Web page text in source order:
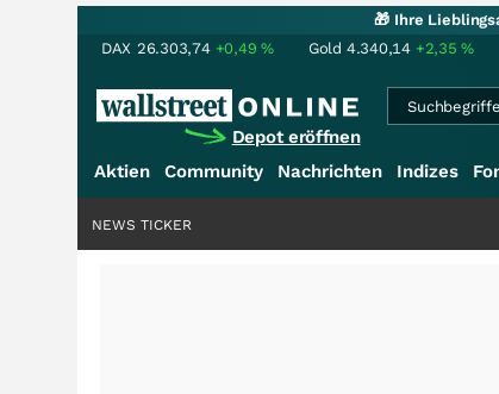
🎁 Ihre
DAX 26.303,74 +0,49% Gold 4.340,14 +2,35%
Depot eröffnen
Aktien Community Nachrichten Indizes
NEWS TICKER